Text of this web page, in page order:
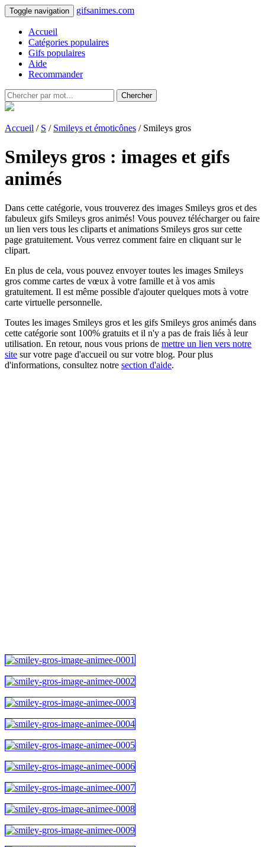
Toggle navigation gifsanimes.com
Accueil
Catégories populaires
Gifs populaires
Aide
Recommander
Chercher
Accueil / S / Smileys et émoticônes / Smileys gros
Smileys gros : images et gifs
animés
Dans cette catégorie, vous trouverez des images Smileys gros et des
fabuleux gifs Smileys gros animés! Vous pouvez télécharger ou faire
un lien vers tous les cliparts et animations Smileys gros sur cette
page gratuitement. Vous verrez comment faire en cliquant sur le
clipart.
En plus de cela, vous pouvez envoyer toutes les images Smileys
gros comme cartes de vœux à votre famille et à vos amis
gratuitement. Il est même possible d'ajouter quelques mots à votre
carte virtuelle personnelle.
Toutes les images Smileys gros et les gifs Smileys gros animés dans
cette catégorie sont 100% gratuits et il n'y a pas de frais liés à leur
utilisation. En retour, nous vous prions de mettre un lien vers notre
site sur votre page d'accueil ou sur votre blog. Pour plus
d'informations, consultez notre section d'aide.